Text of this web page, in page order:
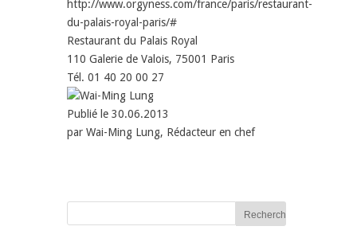
http://www.orgyness.com/france/paris/restaurant-
du-palais-royal-paris/#
Restaurant du Palais Royal
110 Galerie de Valois, 75001 Paris
Tél. 01 40 20 00 27
Publié le 30.06.2013
par Wai-Ming Lung, Rédacteur en chef